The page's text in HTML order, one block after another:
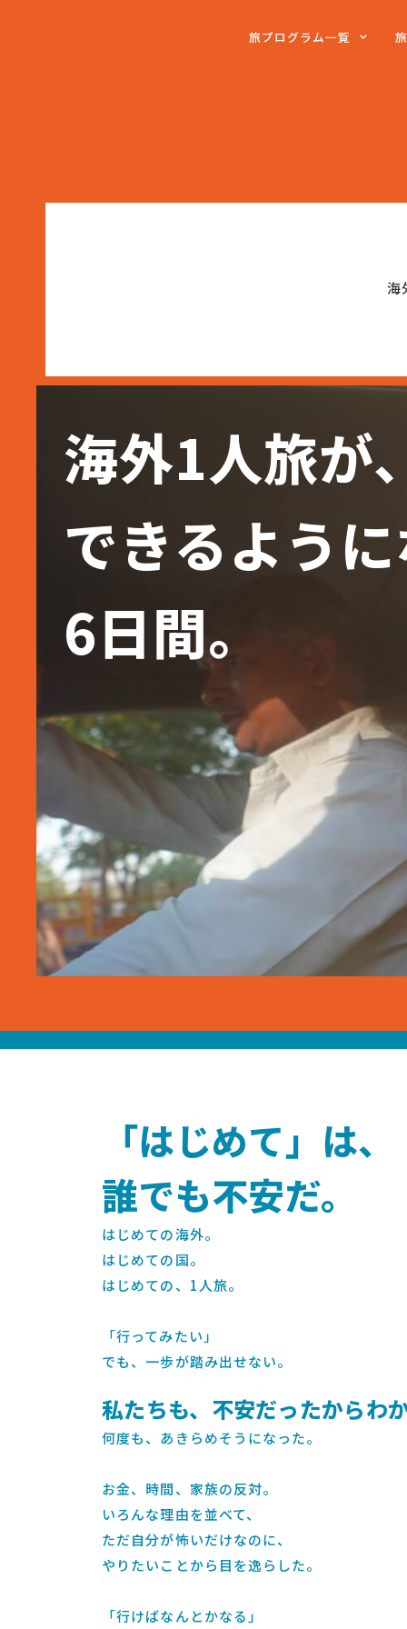
旅プログラム一覧
海
海外1人旅が
できるよう
6日間。
「はじめて」は、
誰でも不安だ。
はじめての海外。
はじめての国。
はじめての、1人旅。
「行ってみたい」
でも、一歩が踏み出せない。
私たちも、不安だったからわ
何度も、あきらめそうになった。
お金、時間、家族の反対。
いろんな理由を並べて、
ただ自分が怖いだけなのに、
やりたいことから目を逸らした。
「行けばなんとかなる」